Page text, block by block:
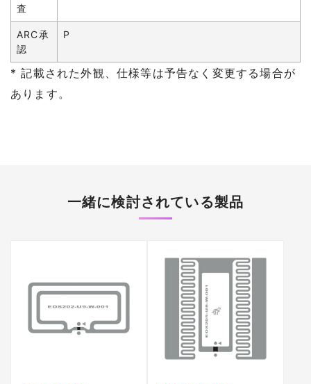
査
ARC承
認
P
* 記載された外観、仕様等は予告なく変更する場合が
あります。
一緒に検討されている製品